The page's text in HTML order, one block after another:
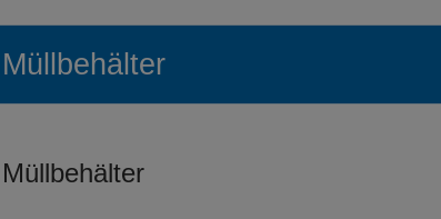
–
Qualität
zum
Preis
Müllbehälter
Müllbehälter